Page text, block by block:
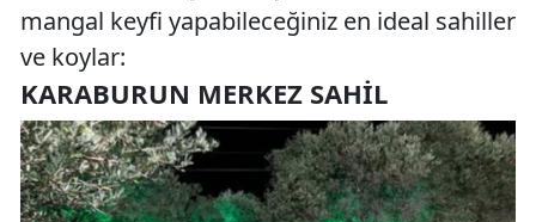
mangal keyfi yapabileceğiniz en ideal sahiller
ve koylar:
KARABURUN MERKEZ SAHIL